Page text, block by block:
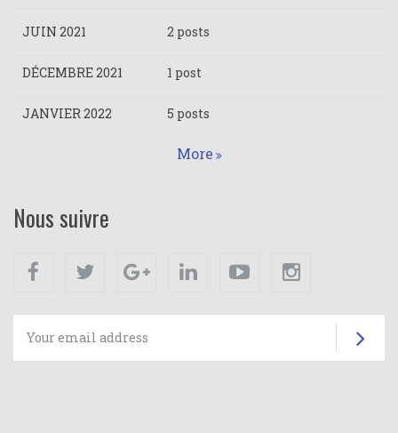
JUIN 2021 2 posts
DÉCEMBRE 2021 1 post
JANVIER 2022 5 posts
More
Nous suivre
Facebook Twitter Google+ Linkedin Youtube